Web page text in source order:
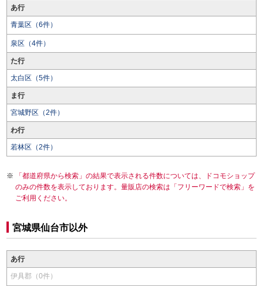
あ行
青葉区（6件）
泉区（4件）
た行
太白区（5件）
ま行
宮城野区（2件）
わ行
若林区（2件）
「都道府県から検索」の結果で表示される件数については、ドコモショップ
のみの件数を表示しております。量販店の検索は「フリーワードで検索」を
ご利用ください。
宮城県仙台市以外
あ行
伊具郡（0件）